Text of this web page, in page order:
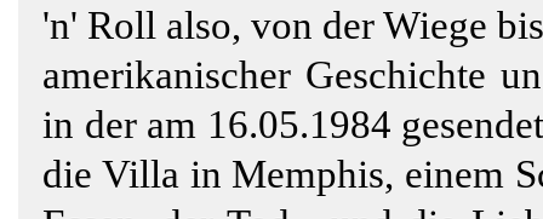
'n' Roll also, von der Wiege
amerikanischer Geschichte
in der am 16.05.1984
die Villa in Memphis, einem